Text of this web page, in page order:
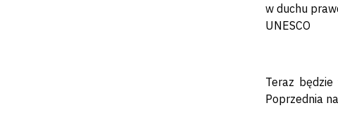
w duchu
UNESCO
Teraz będzie
Poprzednia